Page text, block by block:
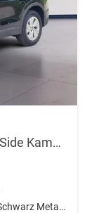
1.5 eTSI 110 kW Trend AHK Lane+Side Kamera SHZ
Grenaldill Schwarz Metallic